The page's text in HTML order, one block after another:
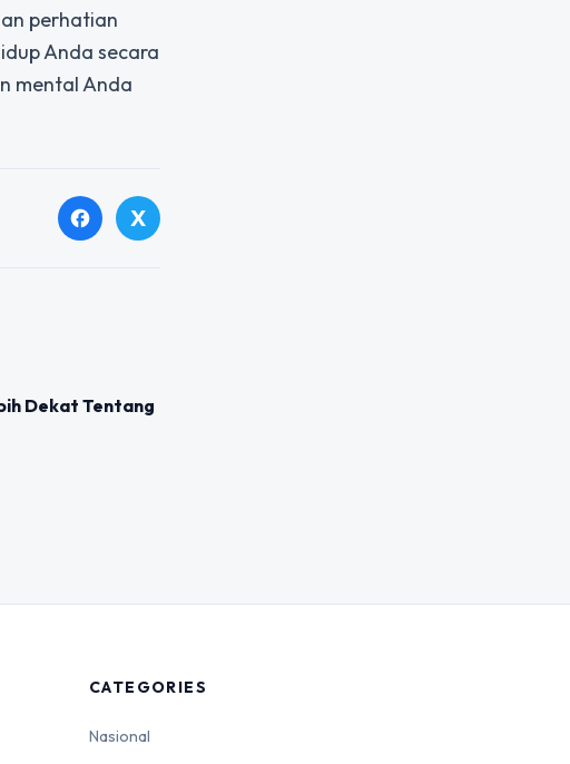
perhatian
Anda secara
mental Anda
facebook X
Dekat Tentang
CATEGORIES
Nasional